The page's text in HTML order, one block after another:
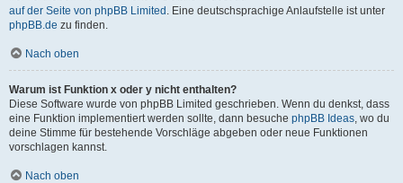
auf der Seite von phpBB Limited . Eine deutschsprachige Anlaufstelle ist unter
phpBB.de zu finden.
Nach oben
Warum ist Funktion x oder y nicht enthalten?
Diese Software wurde von phpBB Limited geschrieben. Wenn du denkst, dass
eine Funktion implementiert werden sollte, dann besuche phpBB Ideas, wo du
deine Stimme für bestehende Vorschläge abgeben oder neue Funktionen
vorschlagen kannst.
Nach oben